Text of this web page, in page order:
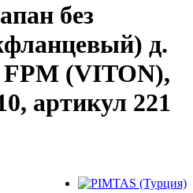
без
д.
(VITON),
артикул 221